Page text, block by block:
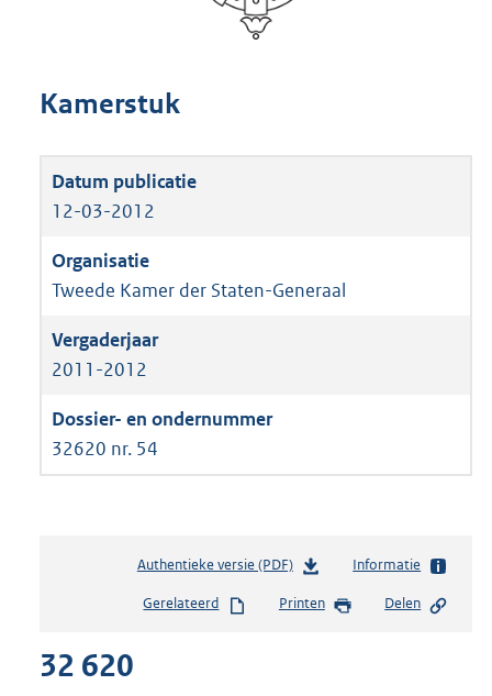
Kamerstuk
12-03-2012
Tweede Kamer der Staten-Generaal
2011-2012
32620 nr. 54
Authentieke versie (PDF)b
s
Informatie
Gerelateerd Printen Delen
32 620